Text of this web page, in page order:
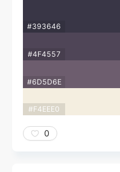
#393646
#4F4557
#6D5D6E
#F4EEE0
0